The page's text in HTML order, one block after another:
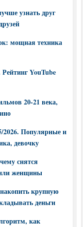
узнать друг
мощная техника
YouTube
20-21 века,
2026. Популярные и
девочку
снятся
женщины
крупную
деньги
как